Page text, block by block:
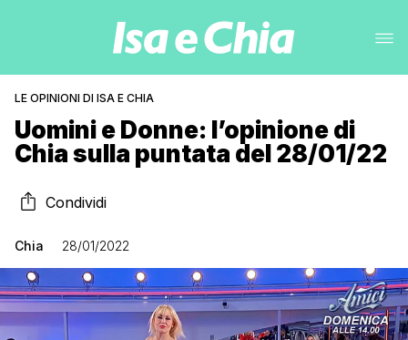
LE OPINIONI DI ISA E CHIA
Uomini e Donne: l’opinione di
Chia sulla puntata del 28/01/22
Condividi
Chia 28/01/2022